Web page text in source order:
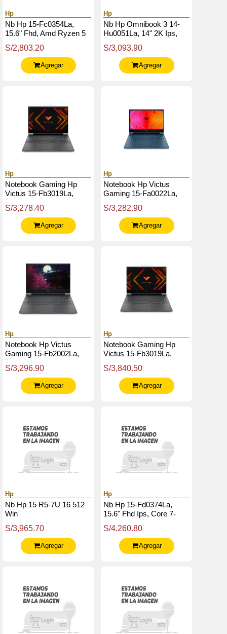
Hp
Nb Hp 15-Fc0354La,
15.6" Fhd, Amd Ryzen 5
8Gb Ddr4 / 512Gb Ssd
S/2,803.20
Agregar
Hp
Nb Hp Omnibook 3 14-
Hu0051La, 14" 2K Ips,
/ 8Gb Ddr5 / 512Gb Ssd
S/3,093.90
Agregar
Hp
Notebook Gaming Hp
Victus 15-Fb3019La,
Ryzen 7 7445Hs Hasta
4.7Ghz, 8Gb
S/3,278.40
Agregar
Hp
Notebook Hp Victus
Gaming 15-Fa0022La,
12450H Hasta 4.5 Ghz,
16Gb
S/3,282.90
Agregar
Hp
Notebook Hp Victus
Gaming 15-Fb2002La,
Hasta 5.0Ghz, 8Gb Ddr5-
5600Mhz
S/3,296.90
Agregar
Hp
Notebook Gaming Hp
Victus 15-Fb3019La,
Ryzen 7 7445Hs Hasta
4.7Ghz, 8Gb
S/3,840.50
Agregar
Hp
Nb Hp 15 R5-7U 16 512
Win
S/3,965.70
Agregar
Hp
Nb Hp 15-Fd0374La,
15.6" Fhd Ips, Core 7-
16Gb Ddr5 / 512Gb Ssd
S/4,260.80
Agregar